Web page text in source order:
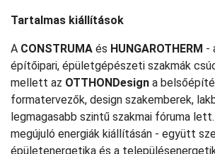
Tartalmas kiállítások
A CONSTRUMA és HUNGAROTHERM -
építőipari, épületgépészeti szakmák
mellett az OTTHONDesign a
formatervezők, design szakemberek,
legmagasabb szintű szakmai fóruma
megújuló energiák kiállításán - együtt
épületenergetika és a